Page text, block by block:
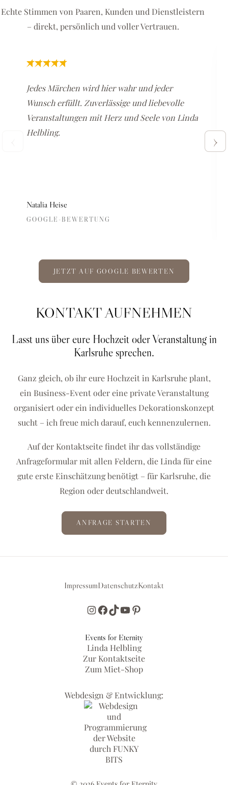
Echte Stimmen von Paaren, Kunden und Dienstleistern
– direkt, persönlich und voller Vertrauen.
Jedes Märchen wird hier wahr und jeder
Wunsch erfüllt. Zuverlässige und liebevolle
Veranstaltungen mit Herz und Seele von Linda
Helbling.
Natalia Heise
GOOGLE-BEWERTUNG
›
JETZT AUF GOOGLE BEWERTEN
KONTAKT AUFNEHMEN
Lasst uns über eure Hochzeit oder Veranstaltung in
Karlsruhe sprechen.
Ganz gleich, ob ihr eure Hochzeit in Karlsruhe plant,
ein Business-Event oder eine private Veranstaltung
organisiert oder ein individuelles Dekorationskonzept
sucht – ich freue mich darauf, euch kennenzulernen.
Auf der Kontaktseite findet ihr das vollständige
Anfrageformular mit allen Feldern, die Linda für eine
gute erste Einschätzung benötigt – für Karlsruhe, die
Region oder deutschlandweit.
ANFRAGE STARTEN
ImpressumDatenschutzKontakt
Events for Eternity
Linda Helbling
Zur Kontaktseite
Zum Miet-Shop
Webdesign & Entwicklung: